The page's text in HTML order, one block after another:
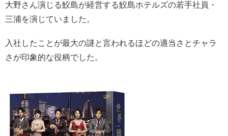
大野さん演じる鮫島が経営する鮫島ホテルズの若手社員・
三浦を演じていました。
入社したことが最大の謎と言われるほどの適当さとチャラ
さが印象的な役柄でした。